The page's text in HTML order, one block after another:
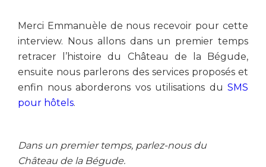
Merci Emmanuèle de nous recevoir pour cette
interview. Nous allons dans un premier temps
retracer l’histoire du Château de la Bégude,
ensuite nous parlerons des services proposés et
enfin nous aborderons vos utilisations du SMS
pour hôtels.
Dans un premier temps, parlez-nous du
Château de la Bégude.